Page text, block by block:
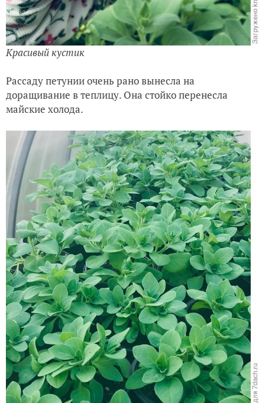
Красивый кустик
Рассаду петунии очень рано вынесла на
доращивание в теплицу. Она стойко перенесла
майские холода.